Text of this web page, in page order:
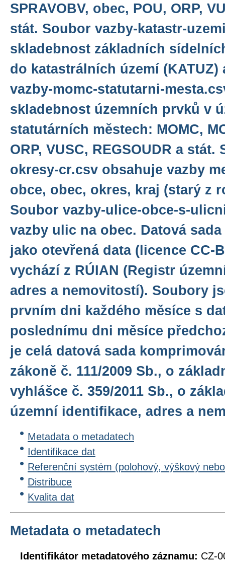
SPRAVOBV, obec, POU, ORP,
stát. Soubor vazby-katastr-
skladebnost základních
do katastrálních území
vazby-momc-statutarni-
skladebnost územních prvků v
statutárních městech: MOMC,
ORP, VUSC, REGSOUDR a stát.
okresy-cr.csv obsahuje vazby
obce, obec, okres, kraj (starý z
Soubor vazby-ulice-obce-s-
vazby ulic na obec. Datová
jako otevřená data (licence CC-
vychází z RÚIAN (Registr
adres a nemovitostí). Soubory
prvním dni každého měsíce s
poslednímu dni měsíce
je celá datová sada
zákoně č. 111/2009 Sb., o
vyhlášce č. 359/2011 Sb., o
územní identifikace, adres a
Metadata o metadatech
Identifikace dat
Referenční systém (polohový, výškový
Distribuce
Kvalita dat
Metadata o metadatech
Identifikátor metadatového záznamu: CZ-